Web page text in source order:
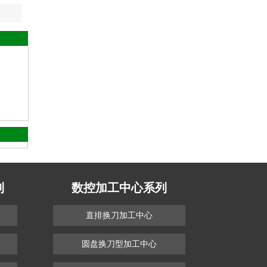
数控加工中心系列
直排换刀加工中心
圆盘换刀型加工中心